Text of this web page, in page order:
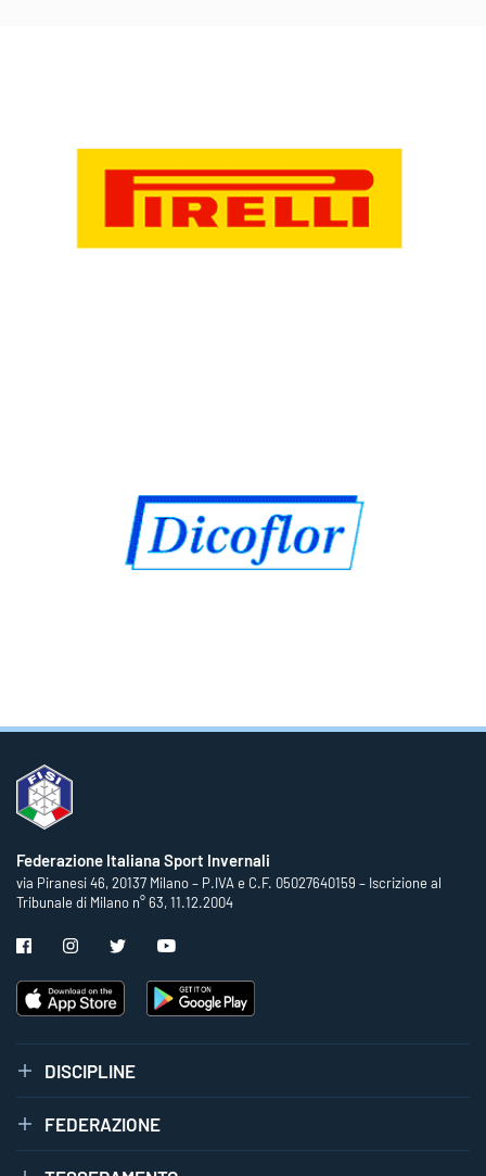
Federazione Italiana Sport Invernali
via Piranesi 46, 20137 Milano – P.IVA e C.F. 05027640159 – Iscrizione al
Tribunale di Milano n° 63, 11.12.2004
DISCIPLINE
FEDERAZIONE